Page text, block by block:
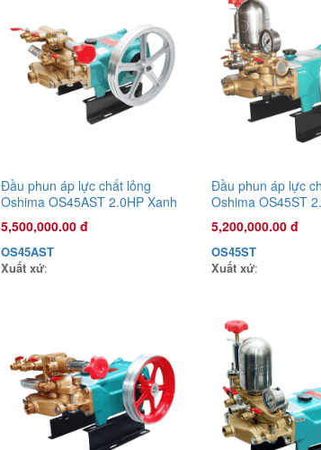
Vàng COV26X 1.0HP Xanh
1,135,000.00 đ
COV26X
Xuất xứ
Đầu phun áp lực chất lỏng
Vàng COV26C 1.0HP Cam
1,135,000.00 đ
COV26C
Xuất xứ
Đầu phun áp lực chất lỏng
Oshima OS45AST 2.0HP Xanh
đậm (hoạt động bằng sức kéo
động cơ)
5,500,000.00 đ
OS45AST
Xuất xứ:
Đầu phun áp lực
Oshima OS45ST
đậm (hoạt động
động cơ)
5,200,000.00 đ
OS45ST
Xuất xứ: